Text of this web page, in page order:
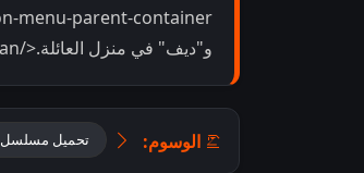
و"ديف" في منزل العائلة.</span>
الوسوم: تحميل مسلسل Vasudha مترجم